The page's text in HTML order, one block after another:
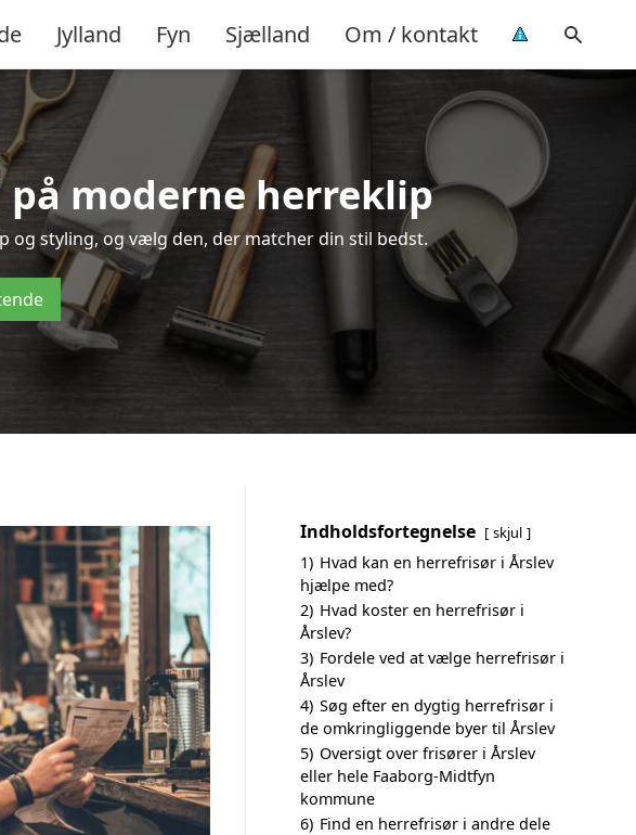
Jylland Fyn Sjælland Om / kontakt
moderne herreklip
og styling, og vælg den, der matcher din stil bedst.
Indholdsfortegnelse skjul
1) Hvad kan en herrefrisør i Årslev
hjælpe med?
2) Hvad koster en herrefrisør i
Årslev?
3) Fordele ved at vælge herrefrisør i
Årslev
4) Søg efter en dygtig herrefrisør i
de omkringliggende byer til Årslev
5) Oversigt over frisører i Årslev
eller hele Faaborg-Midtfyn
kommune
6) Find en herrefrisør i andre dele